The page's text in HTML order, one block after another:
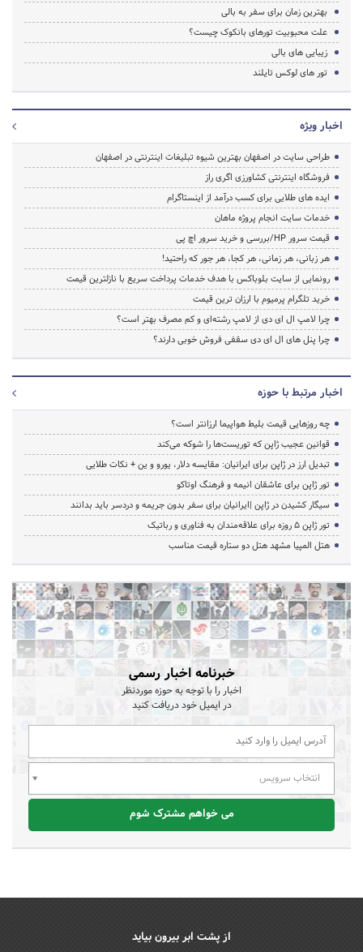
بهترین زمان برای سفر به بالی
علت محبوبیت تورهای بانکوک چیست؟
زیبایی های بالی
تور های لوکس تایلند
اخبار ویژه
طراحی سایت در اصفهان بهترین شیوه تبلیغات اینترنتی در اصفهان
فروشگاه اینترنتی کشاورزی اگری راز
ایده های طلایی برای کسب درآمد از اینستاگرام
خدمات سایت انجام پروژه ماهان
قیمت سرور HP/بررسی و خرید سرور اچ پی
هر زبانی، هر زمانی، هر کجا، هر جور که راحتید!
رونمایی از سایت بلوباکس با هدف خدمات پرداخت سریع با نازلترین قیمت
خرید تلگرام پرمیوم با ارزان ترین قیمت
چرا لامپ ال ای دی از لامپ رشته‌ای و کم مصرف بهتر است؟
چرا پنل های ال ای دی سقفی فروش خوبی دارند؟
اخبار مرتبط با حوزه
چه روزهایی قیمت بلیط هواپیما ارزانتر است؟
قوانین عجیب ژاپن که توریست‌ها را شوکه می‌کند
تبدیل ارز در ژاپن برای ایرانیان: مقایسه دلار، یورو و ین + نکات طلایی
تور ژاپن برای عاشقان انیمه و فرهنگ اوتاکو
سیگار کشیدن در ژاپن |ایرانیان برای سفر بدون جریمه و دردسر باید بدانند
تور ژاپن ۵ روزه برای علاقه‌مندان به فناوری و رباتیک
هتل المپیا مشهد هتل دو ستاره قیمت مناسب
خبرنامه اخبار رسمی
اخبار را با توجه به حوزه موردنظر
در ایمیل خود دریافت کنید
انتخاب سرویس
می خواهم مشترک شوم
از پشت ابر بیرون بیاید